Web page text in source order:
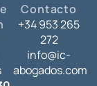
Contacto
+34 953 265
272
info@ic-
abogados.com